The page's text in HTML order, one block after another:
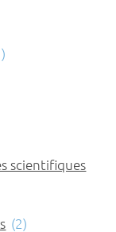
scientifiques
(2)